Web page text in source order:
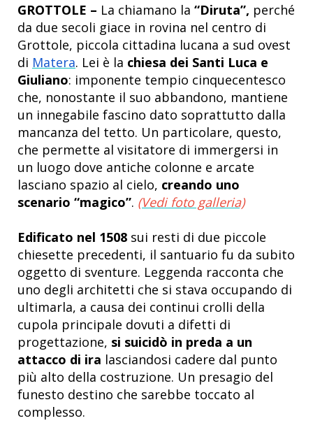
GROTTOLE – La chiamano la “Diruta”, perché
da due secoli giace in rovina nel centro di
Grottole, piccola cittadina lucana a sud ovest
di Matera. Lei è la chiesa dei Santi Luca e
Giuliano: imponente tempio cinquecentesco
che, nonostante il suo abbandono, mantiene
un innegabile fascino dato soprattutto dalla
mancanza del tetto. Un particolare, questo,
che permette al visitatore di immergersi in
un luogo dove antiche colonne e arcate
lasciano spazio al cielo, creando uno
scenario “magico”. (Vedi foto galleria)
Edificato nel 1508 sui resti di due piccole
chiesette precedenti, il santuario fu da subito
oggetto di sventure. Leggenda racconta che
uno degli architetti che si stava occupando di
ultimarla, a causa dei continui crolli della
cupola principale dovuti a difetti di
progettazione, si suicidò in preda a un
attacco di ira lasciandosi cadere dal punto
più alto della costruzione. Un presagio del
funesto destino che sarebbe toccato al
complesso.